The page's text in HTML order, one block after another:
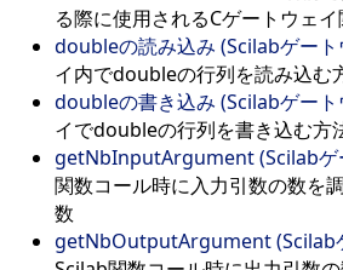
る際に使用されるCゲートウェイ
doubleの読み込み (Scilabゲート
イ内でdoubleの行列を読み込む
doubleの書き込み (Scilabゲート
イでdoubleの行列を書き込む方
getNbInputArgument (Scilabゲ
関数コール時に入力引数の数を
数
getNbOutputArgument (Scilab